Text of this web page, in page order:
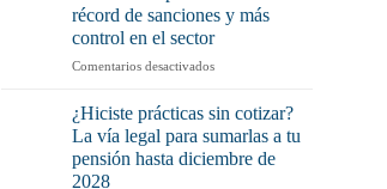
qué
preocuparte
mucho)
tenerlo
o
récord de sanciones y más
control en el sector
Comentarios desactivadosen
Ley
la
Cadena
¿Hiciste prácticas sin cotizar?
La vía legal para sumarlas a tu
pensión hasta diciembre de
2028